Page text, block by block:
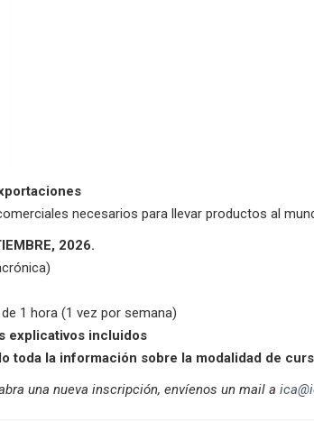
necesarios para llevar productos al
2026.
1 hora (1 vez por semana)
explicativos incluidos
toda la información sobre la modalidad de
una nueva inscripción, envíenos un mail a